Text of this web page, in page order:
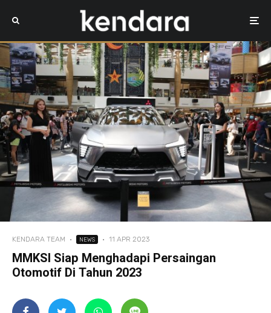
KENDARA TEAM · NEWS · 11 APR 2023
MMKSI Siap Menghadapi Persaingan
Otomotif Di Tahun 2023